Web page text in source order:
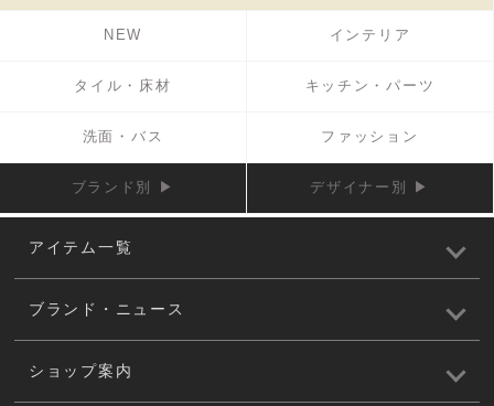
NEW インテリア
タイル・床材 キッチン・パーツ
洗面・バス ファッション
ブランド別 ▶ デザイナー別 ▶
アイテム一覧
ブランド・ニュース
ショップ案内